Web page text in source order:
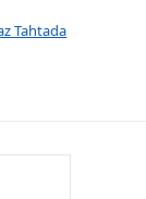
Tahtada